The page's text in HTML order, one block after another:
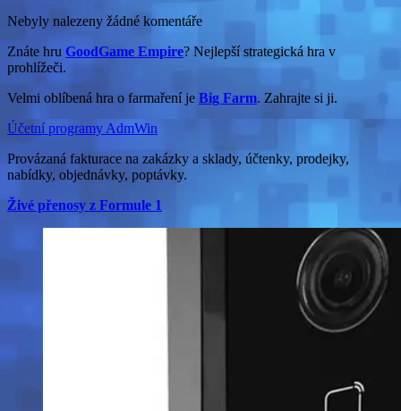
Nebyly nalezeny žádné komentáře
Znáte hru GoodGame Empire? Nejlepší strategická hra v
prohlížeči.
Velmi oblíbená hra o farmaření je Big Farm. Zahrajte si ji.
Účetní programy AdmWin
Provázaná fakturace na zakázky a sklady, účtenky, prodejky,
nabídky, objednávky, poptávky.
Živé přenosy z Formule 1